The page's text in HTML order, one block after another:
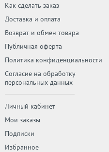
Как сделать заказ
Доставка и оплата
Возврат и обмен товара
Публичная оферта
Политика конфиденциальности
Согласие на обработку
персональных данных
Личный кабинет
Мои заказы
Подписки
Избранное